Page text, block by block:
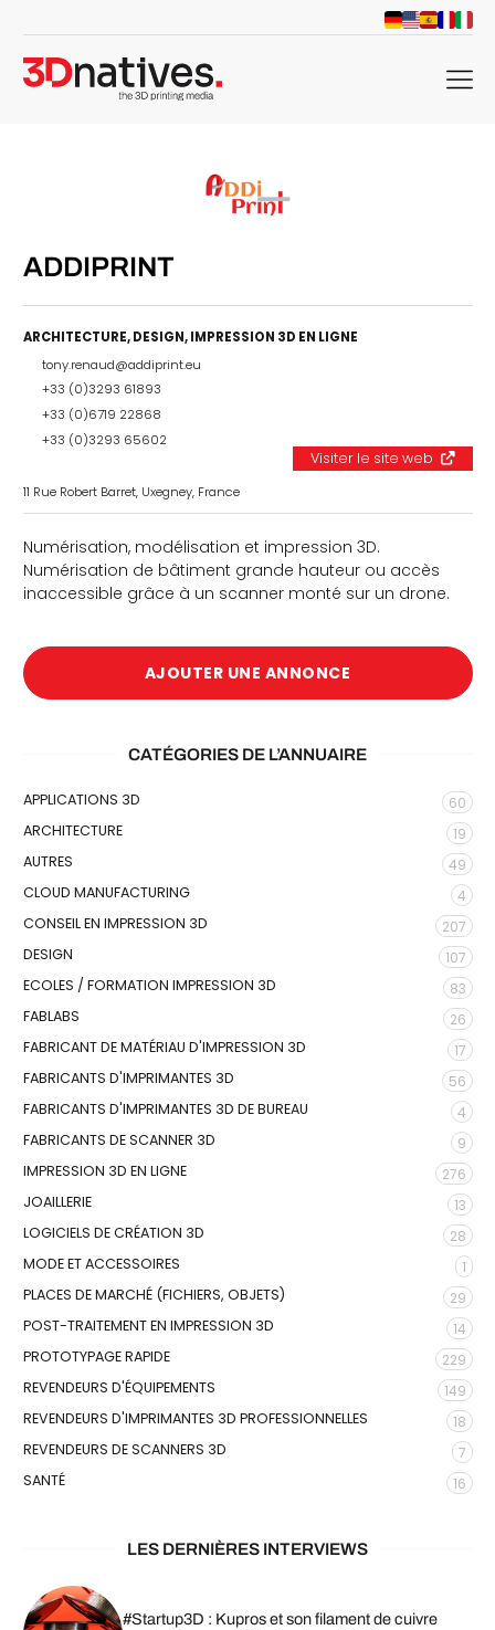
menu
ADDIPRINT
ARCHITECTURE,DESIGN,IMPRESSION 3D EN LIGNE
tony.renaud@addiprint.eu
+33 (0)3293 61893
+33 (0)6719 22868
+33 (0)3293 65602
Visiter le site web
11 Rue Robert Barret, Uxegney, France
Numérisation, modélisation et impression 3D.
Numérisation de bâtiment grande hauteur ou accès
inaccessible grâce à un scanner monté sur un drone.
AJOUTER UNE ANNONCE
CATÉGORIES DE L’ANNUAIRE
APPLICATIONS 3D
60
ARCHITECTURE
19
AUTRES
49
CLOUD MANUFACTURING
4
CONSEIL EN IMPRESSION 3D
207
DESIGN
107
ECOLES / FORMATION IMPRESSION 3D
83
FABLABS
26
FABRICANT DE MATÉRIAU D'IMPRESSION 3D
17
FABRICANTS D'IMPRIMANTES 3D
56
FABRICANTS D'IMPRIMANTES 3D DE BUREAU
4
FABRICANTS DE SCANNER 3D
9
IMPRESSION 3D EN LIGNE
276
JOAILLERIE
13
LOGICIELS DE CRÉATION 3D
28
MODE ET ACCESSOIRES
1
PLACES DE MARCHÉ (FICHIERS, OBJETS)
29
POST-TRAITEMENT EN IMPRESSION 3D
14
PROTOTYPAGE RAPIDE
229
REVENDEURS D'ÉQUIPEMENTS
149
REVENDEURS D'IMPRIMANTES 3D PROFESSIONNELLES
18
REVENDEURS DE SCANNERS 3D
7
SANTÉ
16
LES DERNIÈRES INTERVIEWS
#Startup3D : Kupros et son filament de cuivre